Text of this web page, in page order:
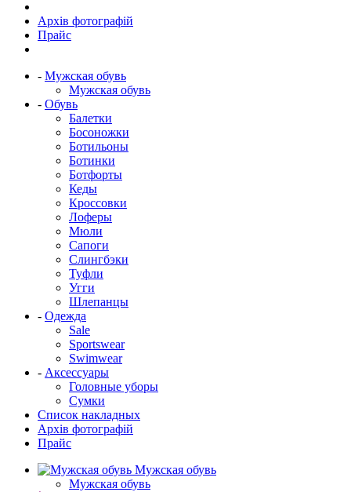
Архів фотографій
Прайс
- Мужская обувь
Мужская обувь
- Обувь
Балетки
Босоножки
Ботильоны
Ботинки
Ботфорты
Кеды
Кроссовки
Лоферы
Мюли
Сапоги
Слингбэки
Туфли
Угги
Шлепанцы
- Одежда
Sale
Sportswear
Swimwear
- Аксессуары
Головные уборы
Сумки
Список накладных
Архів фотографій
Прайс
Мужская обувь
Мужская обувь